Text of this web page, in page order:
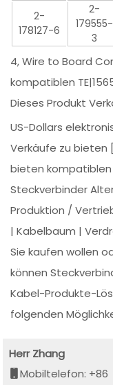
2-
178127-6
2-
179555-
3
4, Wire to Board
kompatiblen
Dieses Produkt
US-Dollars
Verkäufe zu
bieten kompatiblen
Steckverbinder
Produktion /
| Kabelbaum |
Sie kaufen wollen
können
Kabel-Produkte-
folgenden
Herr Zhang
Mobiltelefon: +86